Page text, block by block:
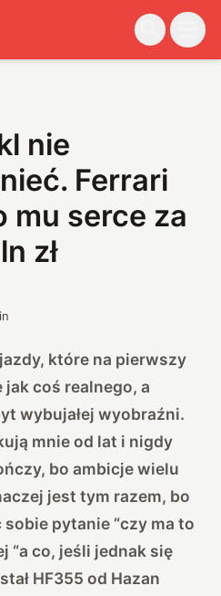
nie
Ferrari
mu serce za
zł
które na pierwszy
coś realnego, a
wybujałej wyobraźni.
mnie od lat i nigdy
bo ambicje wielu
jest tym razem, bo
pytanie “czy ma to
“a co, jeśli jednak się
HF355 od Hazan